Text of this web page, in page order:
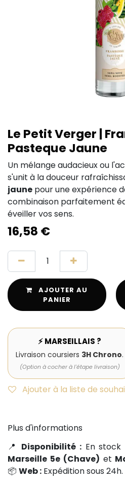
Le Petit Verger |
Pasteque Jaune
Un mélange audacieux ou
s'unit à la douceur
jaune pour une expérience
combinaison parfaitement
éveiller vos sens.
16,58 €
AJOUTER AU
PANIER
⚡ MARSEILLAIS ?
Livraison coursiers 3H Chrono.
(Option à cocher à l'étape livraison)
Ajouter à la liste de
Plus d'informations
📍 Disponibilité : En stock
Marseille 5e (Chave) et
📦 Web : Expédition sous 24h.